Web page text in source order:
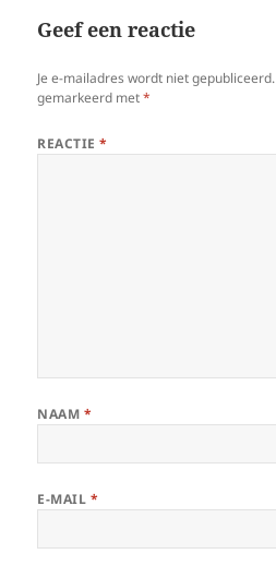
Geef een reactie
Je e-mailadres wordt niet gepubliceerd.
gemarkeerd met*
REACTIE*
NAAM *
E-MAIL *